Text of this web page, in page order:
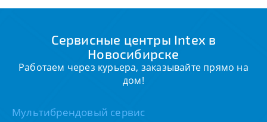
Сервисные центры Intex в
Новосибирске
Работаем через курьера, заказывайте прямо на
дом!
Мультибрендовый сервис